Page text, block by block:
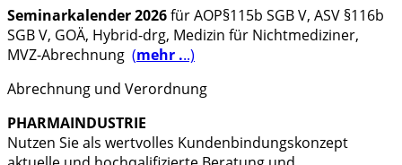
Seminarkalender 2026für AOP§115b SGB V, ASV §116b
SGB V, GOÄ, Hybrid-drg, Medizin für Nichtmediziner,
MVZ-Abrechnung (mehr ...)
Abrechnung und Verordnung
PHARMAINDUSTRIE
Nutzen Sie als wertvolles Kundenbindungskonzept